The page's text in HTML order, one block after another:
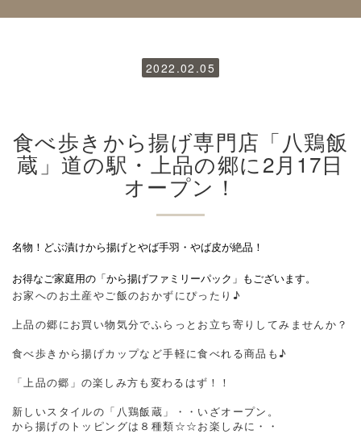
2022.02.05
食べ歩きから揚げ専門店「八鶏飯
蔵」道の駅・上品の郷に2月17日
オープン！
名物！どぶ漬けから揚げとやば手羽・やば皮が絶品！
お得なご家庭用の「から揚げファミリーパック」もございます。
お家へのお土産やご飯のおかずにぴったり♪
上品の郷にお買い物気分でふらっとお立ち寄りしてみませんか？
食べ歩きから揚げカップなど手軽に食べれる商品も♪
「上品の郷」の楽しみ方も変わるはず！！
新しいスタイルの「八鶏飯蔵」・・いざオープン。
から揚げのトッピングは８種類☆☆お楽しみに・・